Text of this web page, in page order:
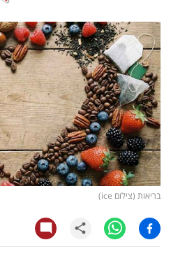
ומחקרים
דעות
רכילות
עסקית
קריפטו
ויראלי
עסקי
בריאות (צילום ice)